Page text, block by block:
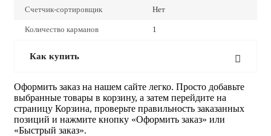
Счетчик-сортировщик Нет
Количество карманов 1
Как купить
Оформить заказ на нашем сайте легко. Просто добавьте
выбранные товары в корзину, а затем перейдите на
страницу Корзина, проверьте правильность заказанных
позиций и нажмите кнопку «Оформить заказ» или
«Быстрый заказ».